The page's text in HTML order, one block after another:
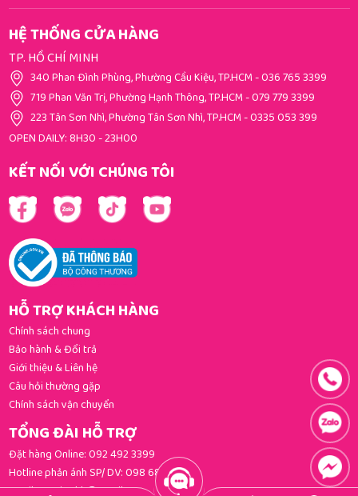
HỆ THỐNG CỬA HÀNG
TP. HỒ CHÍ MINH
340 Phan Đình Phùng, Phường Cầu Kiệu, TP.HCM-036 765 3399
719 Phan Văn Trị, Phường Hạnh Thông, TP.HCM-079 779 3399
223 Tân Sơn Nhì, Phường Tân Sơn Nhì, TP.HCM-0335 053 399
OPEN DAILY: 8H30 - 23H00
KẾT NỐI VỚI CHÚNG TÔI
HỖ TRỢ KHÁCH HÀNG
Chính sách chung
Bảo hành & Đổi trả
Giới thiệu & Liên hệ
Câu hỏi thường gặp
Chính sách vận chuyển
TỔNG ĐÀI HỖ TRỢ
Đặt hàng Online:092 492 3399
Hotline phản ánh SP/ DV:098 681 3392
Email:gomi.cskh@gmail.com